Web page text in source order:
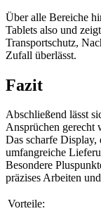
Über alle Bereiche
Tablets also und
Transportschutz,
Zufall überlässt.
Fazit
Abschließend lässt
Ansprüchen gerecht
Das scharfe
umfangreiche
Besondere
präzises Arbeiten
Vorteile: